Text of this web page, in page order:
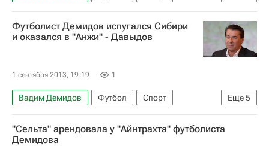
Лига Европы УЕФА 2026-2027
Анжи
Илья Максимов
Бенуа Ангбва
Футболист Демидов испугался Сибири
и оказался в "Анжи" - Давыдов
1 сентября 2013, 19:19 1
Еще5
Вадим Демидов Футбол
Спорт
Мультимедийный спортивный пакет
Анатолий Давыдов
"Сельта" арендовала у "Айнтрахта" футболиста
Демидова